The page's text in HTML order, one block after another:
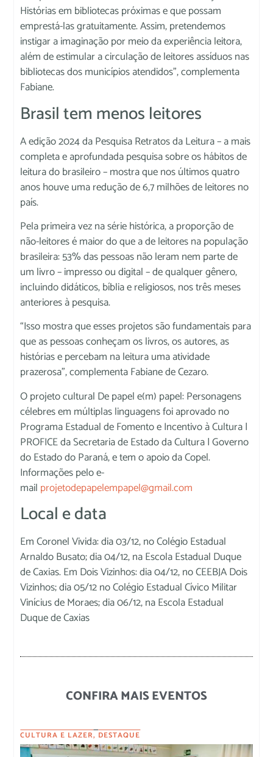
Histórias em bibliotecas próximas e que possam
emprestá-las gratuitamente. Assim, pretendemos
instigar a imaginação por meio da experiência leitora,
além de estimular a circulação de leitores assíduos nas
bibliotecas dos municípios atendidos”, complementa
Fabiane.
Brasil tem menos leitores
A edição 2024 da Pesquisa Retratos da Leitura – a mais
completa e aprofundada pesquisa sobre os hábitos de
leitura do brasileiro – mostra que nos últimos quatro
anos houve uma redução de 6,7 milhões de leitores no
país.
Pela primeira vez na série histórica, a proporção de
não-leitores é maior do que a de leitores na população
brasileira: 53% das pessoas não leram nem parte de
um livro – impresso ou digital – de qualquer gênero,
incluindo didáticos, bíblia e religiosos, nos três meses
anteriores à pesquisa.
“Isso mostra que esses projetos são fundamentais para
que as pessoas conheçam os livros, os autores, as
histórias e percebam na leitura uma atividade
prazerosa”, complementa Fabiane de Cezaro.
O projeto cultural De papel e(m) papel: Personagens
célebres em múltiplas linguagens foi aprovado no
Programa Estadual de Fomento e Incentivo à Cultura |
PROFICE da Secretaria de Estado da Cultura | Governo
do Estado do Paraná, e tem o apoio da Copel.
Informações pelo e-
mail projetodepapelempapel@gmail.com
Local e data
Em Coronel Vivida: dia 03/12, no Colégio Estadual
Arnaldo Busato; dia 04/12, na Escola Estadual Duque
de Caxias. Em Dois Vizinhos: dia 04/12, no CEEBJA Dois
Vizinhos; dia 05/12 no Colégio Estadual Cívico Militar
Vinícius de Moraes; dia 06/12, na Escola Estadual
Duque de Caxias
CONFIRA MAIS EVENTOS
CULTURA E LAZER, DESTAQUE